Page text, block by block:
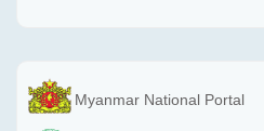
Myanmar National Portal